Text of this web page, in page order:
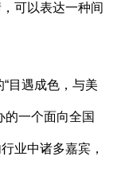
可以表达一种间
遇成色，与美
的一个面向全国
业中诸多嘉宾，